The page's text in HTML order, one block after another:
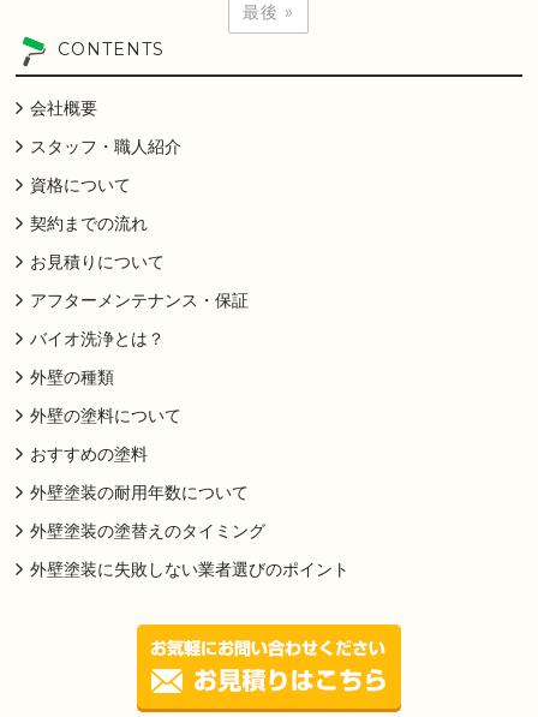
最後 »
CONTENTS
会社概要
スタッフ・職人紹介
資格について
契約までの流れ
お見積りについて
アフターメンテナンス・保証
バイオ洗浄とは？
外壁の種類
外壁の塗料について
おすすめの塗料
外壁塗装の耐用年数について
外壁塗装の塗替えのタイミング
外壁塗装に失敗しない業者選びのポイント